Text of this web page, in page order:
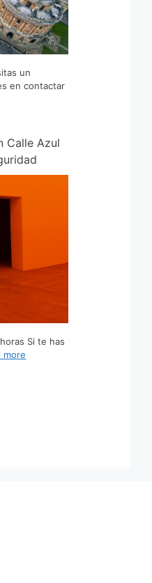
un
en contactar
Calle Azul
Si te has
more